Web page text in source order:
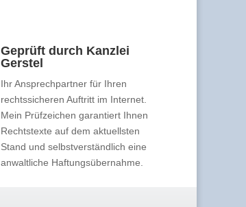
Geprüft durch Kanzlei
Gerstel
Ihr Ansprechpartner für Ihren
rechtssicheren Auftritt im Internet.
Mein Prüfzeichen garantiert Ihnen
Rechtstexte auf dem aktuellsten
Stand und selbstverständlich eine
anwaltliche Haftungsübernahme.